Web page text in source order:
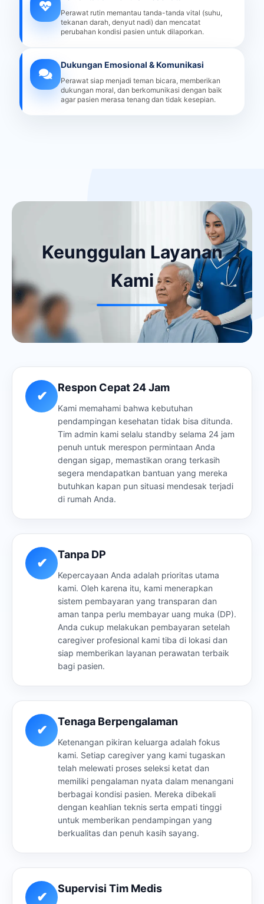
Perawat rutin memantau tanda-tanda vital (suhu,
tekanan darah, denyut nadi) dan mencatat
perubahan kondisi pasien untuk dilaporkan.
Dukungan Emosional & Komunikasi
Perawat siap menjadi teman bicara, memberikan
dukungan moral, dan berkomunikasi dengan baik
agar pasien merasa tenang dan tidak kesepian.
Keunggulan Layanan
Kami
✔
Respon Cepat 24 Jam
Kami memahami bahwa kebutuhan
pendampingan kesehatan tidak bisa ditunda.
Tim admin kami selalu standby selama 24 jam
penuh untuk merespon permintaan Anda
dengan sigap, memastikan orang terkasih
segera mendapatkan bantuan yang mereka
butuhkan kapan pun situasi mendesak terjadi
di rumah Anda.
✔
Tanpa DP
Kepercayaan Anda adalah prioritas utama
kami. Oleh karena itu, kami menerapkan
sistem pembayaran yang transparan dan
aman tanpa perlu membayar uang muka (DP).
Anda cukup melakukan pembayaran setelah
caregiver profesional kami tiba di lokasi dan
siap memberikan layanan perawatan terbaik
bagi pasien.
✔
Tenaga Berpengalaman
Ketenangan pikiran keluarga adalah fokus
kami. Setiap caregiver yang kami tugaskan
telah melewati proses seleksi ketat dan
memiliki pengalaman nyata dalam menangani
berbagai kondisi pasien. Mereka dibekali
dengan keahlian teknis serta empati tinggi
untuk memberikan pendampingan yang
berkualitas dan penuh kasih sayang.
✔
Supervisi Tim Medis